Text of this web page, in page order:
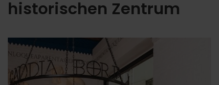
historischen Zentrum